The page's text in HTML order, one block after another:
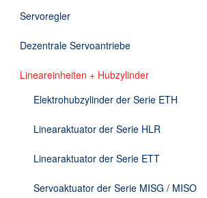
Servoregler
Dezentrale Servoantriebe
Lineareinheiten + Hubzylinder
Elektrohubzylinder der Serie ETH
Linearaktuator der Serie HLR
Linearaktuator der Serie ETT
Servoaktuator der Serie MISG / MISO